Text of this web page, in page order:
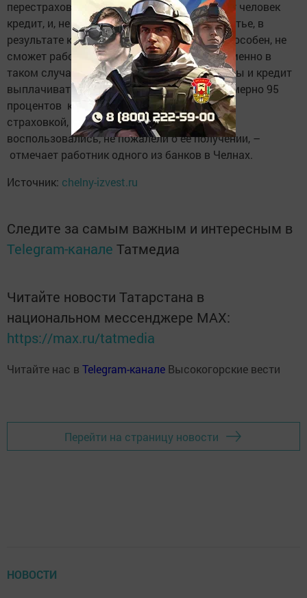
перестраховывается. Представьте, возьмет человек
кредит, и, не дай бог, случится с ним несчастье, в
результате которого человек будет недееспособен, не
сможет работать и выплачивать кредит. Именно в
таком случае страховка покроет его расходы и кредит
выплачивать не придется. Безусловно, примерно 95
процентов клиентов вообще не пользуются
страховкой, но, думаю, те 5 процентов, что
воспользовались, не пожалели о ее получении, –
отмечает работник одного из банков в Челнах.
Источник: chelny-izvest.ru
Следите за самым важным и интересным в
Telegram-канале Татмедиа
Читайте новости Татарстана в
национальном мессенджере MАХ:
https://max.ru/tatmedia
Читайте нас в Telegram-канале Высокогорские вести
Перейти на страницу новости
НОВОСТИ